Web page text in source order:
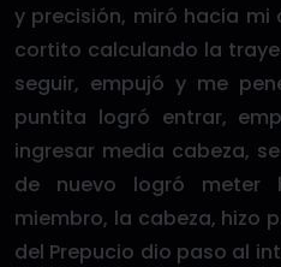
y precisión, miró hacia
cortito calculando la
seguir, empujó y me
puntita logró entrar,
ingresar media cabeza,
de nuevo logró
miembro, la cabeza, hizo
del Prepucio dio paso al